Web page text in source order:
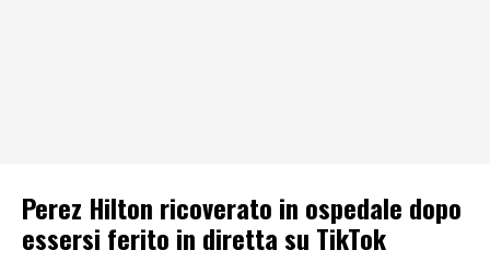
Perez Hilton ricoverato in ospedale dopo
essersi ferito in diretta su TikTok